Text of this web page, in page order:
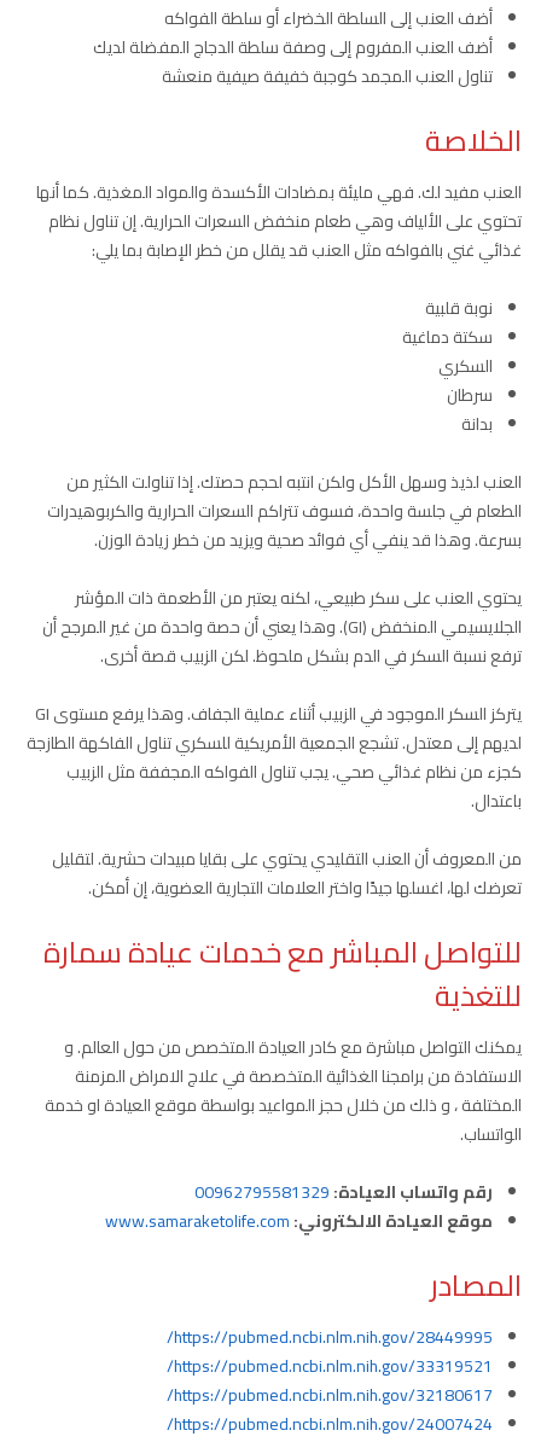
أضف العنب إلى السلطة الخضراء أو سلطة الفواكه
أضف العنب المفروم إلى وصفة سلطة الدجاج المفضلة لديك
تناول العنب المجمد كوجبة خفيفة صيفية منعشة
الخلاصة
العنب مفيد لك. فهي مليئة بمضادات الأكسدة والمواد المغذية. كما أنها
تحتوي على الألياف وهي طعام منخفض السعرات الحرارية. إن تناول نظام
غذائي غني بالفواكه مثل العنب قد يقلل من خطر الإصابة بما يلي:
نوبة قلبية
سكتة دماغية
السكري
سرطان
بدانة
العنب لذيذ وسهل الأكل ولكن انتبه لحجم حصتك. إذا تناولت الكثير من
الطعام في جلسة واحدة، فسوف تتراكم السعرات الحرارية والكربوهيدرات
بسرعة. وهذا قد ينفي أي فوائد صحية ويزيد من خطر زيادة الوزن.
يحتوي العنب على سكر طبيعي، لكنه يعتبر من الأطعمة ذات المؤشر
الجلايسيمي المنخفض (GI). وهذا يعني أن حصة واحدة من غير المرجح أن
ترفع نسبة السكر في الدم بشكل ملحوظ. لكن الزبيب قصة أخرى.
يتركز السكر الموجود في الزبيب أثناء عملية الجفاف. وهذا يرفع مستوى GI
لديهم إلى معتدل. تشجع الجمعية الأمريكية للسكري تناول الفاكهة الطازجة
كجزء من نظام غذائي صحي. يجب تناول الفواكه المجففة مثل الزبيب
باعتدال.
من المعروف أن العنب التقليدي يحتوي على بقايا مبيدات حشرية. لتقليل
تعرضك لها، اغسلها جيدًا واختر العلامات التجارية العضوية، إن أمكن.
للتواصل المباشر مع خدمات عيادة سمارة
للتغذية
يمكنك التواصل مباشرة مع كادر العيادة المتخصص من حول العالم. و
الاستفادة من برامجنا الغذائية المتخصصة في علاج الامراض المزمنة
المختلفة ، و ذلك من خلال حجز المواعيد بواسطة موقع العيادة او خدمة
الواتساب.
رقم واتساب العيادة:00962795581329
موقع العيادة الالكتروني:www.samaraketolife.com
المصادر
https://pubmed.ncbi.nlm.nih.gov/28449995/
https://pubmed.ncbi.nlm.nih.gov/33319521/
https://pubmed.ncbi.nlm.nih.gov/32180617/
https://pubmed.ncbi.nlm.nih.gov/24007424/